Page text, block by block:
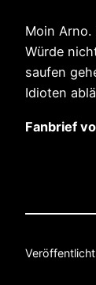
Moin Arno.
Würde
saufen
Idioten
Fanbrief
Veröffentlicht